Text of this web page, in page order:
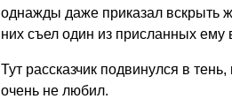
однажды даже приказал вскрыть
них съел один из присланных ему
Тут рассказчик подвинулся в
очень не любил.